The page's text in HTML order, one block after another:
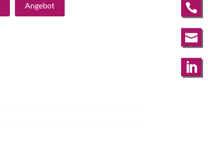
Angebot 

